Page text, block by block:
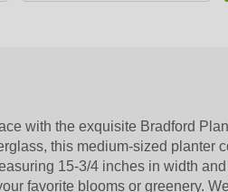
with the exquisite Bradford
this medium-sized planter
15-3/4 inches in width
favorite blooms or greenery.